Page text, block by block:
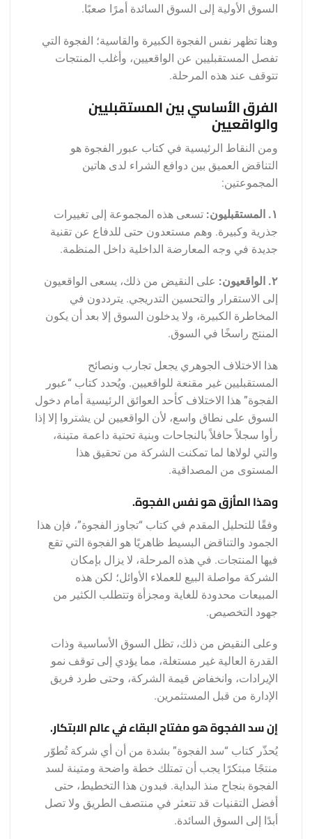
السوق الأولية إلى السوق السائدة أمرًا صعبًا.
وهنا تظهر نفس الفجوة الكبيرة والقاسية؛ الفجوة التي
تفصل المستقبليين عن الواقعيين، وأغلب المنتجات
تتوقف عند هذه المرحلة.
الفرق الأساسي بين المستقبليين
والواقعيين
ومن النقاط الرئيسية في كتاب عبور الفجوة هو
التناقض العميق بين دوافع الشراء لدى هاتين
المجموعتين:
١. المستقبليون:
تسعى هذه المجموعة إلى تغييرات
جذرية وكبيرة. وهم مستعدون حتى للدفاع عن تقنية
جديدة في وجه المعارضة الداخلية داخل المنظمة.
٢. الواقعيون:
على النقيض من ذلك، يسعى الواقعيون
إلى الاستقرار والتحسين التدريجي. يترددون في
المخاطرة الكبيرة، ولا يدخلون السوق إلا بعد أن يكون
المنتج راسخًا في السوق.
هذا الاختلاف الجوهري يجعل تجارب ونصائح
المستقبليين غير مقنعة للواقعيين. ويُحدد كتاب “عبور
الفجوة” هذا الاختلاف كأحد العوائق الرئيسية أمام دخول
السوق على نطاق واسع، لأن الواقعيين لن يشتروا إلا إذا
رأوا سجلاً حافلاً بالنجاحات وبنية تحتية داعمة متينة،
والتي لولاها لما تمكنت الشركة من تحقيق هذا
المستوى من المصداقية.
وهذا المأزق هو نفس الفجوة.
وفقًا للتحليل المقدم في كتاب “تجاوز الفجوة”، فإن هذا
الجمود والتناقض البسيط ظاهريًا هو الفجوة التي تقع
فيها المنتجات. في هذه المرحلة، لا يزال بإمكان
الشركة مواصلة البيع للعملاء الأوائل؛ لكن هذه
المبيعات محدودة للغاية ومجزأة وتتطلب الكثير من
جهود التخصيص.
وعلى النقيض من ذلك، تظل السوق الأساسية وذات
القدرة العالية غير مستغلة، مما يؤدي إلى توقف نمو
الإيرادات، وانخفاض قيمة الشركة، وحتى طرد فريق
الإدارة من قبل المستثمرين.
إن سد الفجوة هو مفتاح البقاء في عالم الابتكار.
يُحذّر كتاب “سد الفجوة” بشدة من أن أي شركة تُطوّر
منتجًا مبتكرًا يجب أن تمتلك خطة واضحة ومتينة لسد
الفجوة بنجاح منذ البداية. فبدون هذا التخطيط، حتى
أفضل التقنيات قد تتعثر في منتصف الطريق ولا تصل
أبدًا إلى السوق السائدة.